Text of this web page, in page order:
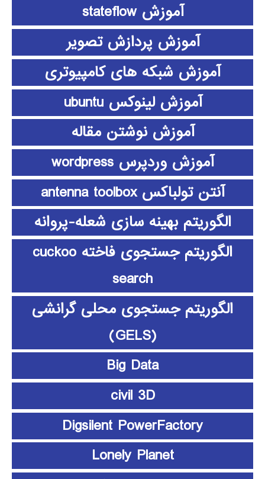
آموزش stateflow
آموزش پردازش تصویر
آموزش شبکه های کامپیوتری
آموزش لینوکس ubuntu
آموزش نوشتن مقاله
آموزش وردپرس wordpress
آنتن تولباکس antenna toolbox
الگوریتم بهینه سازی شعله-پروانه
الگوریتم جستجوی فاخته cuckoo
search
الگوریتم جستجوی محلی گرانشی
(GELS)
Big Data
civil 3D
Digsilent PowerFactory
Lonely Planet